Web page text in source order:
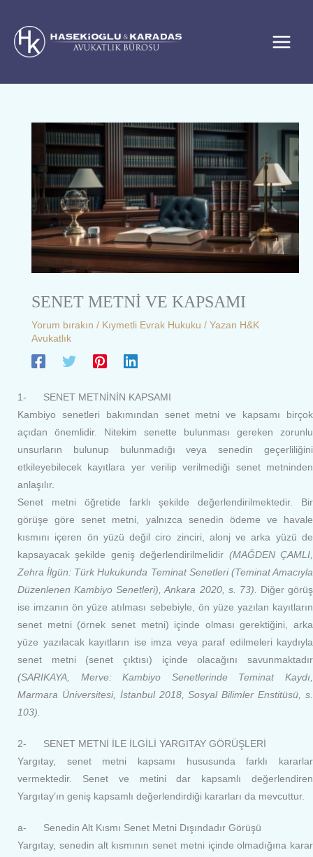
SENET METNİ VE KAPSAMI
Yorum bırakın / Kıymetli Evrak Hukuku / Yazan H&K
Avukatlık
1- SENET METNİNİN KAPSAMI
Kambiyo senetleri bakımından senet metni ve kapsamı birçok
açıdan önemlidir. Nitekim senette bulunması gereken zorunlu
unsurların bulunup bulunmadığı veya senedin geçerliliğini
etkileyebilecek kayıtlara yer verilip verilmediği senet metninden
anlaşılır.
Senet metni öğretide farklı şekilde değerlendirilmektedir. Bir
görüşe göre senet metni, yalnızca senedin ödeme ve havale
kısmını içeren ön yüzü değil ciro zinciri, alonj ve arka yüzü de
kapsayacak şekilde geniş değerlendirilmelidir (MAĞDEN ÇAMLI,
Zehra İlgün: Türk Hukukunda Teminat Senetleri (Teminat Amacıyla
Düzenlenen Kambiyo Senetleri), Ankara 2020, s. 73). Diğer görüş
ise imzanın ön yüze atılması sebebiyle, ön yüze yazılan kayıtların
senet metni (örnek senet metni) içinde olması gerektiğini, arka
yüze yazılacak kayıtların ise imza veya paraf edilmeleri kaydıyla
senet metni (senet çıktısı) içinde olacağını savunmaktadır
(SARIKAYA, Merve: Kambiyo Senetlerinde Teminat Kaydı,
Marmara Üniversitesi, İstanbul 2018, Sosyal Bilimler Enstitüsü, s.
103).
2- SENET METNİ İLE İLGİLİ YARGITAY GÖRÜŞLERİ
Yargıtay, senet metni kapsamı hususunda farklı kararlar
vermektedir. Senet ve metini dar kapsamlı değerlendiren
Yargıtay’ın geniş kapsamlı değerlendirdiği kararları da mevcuttur.
a- Senedin Alt Kısmı Senet Metni Dışındadır Görüşü
Yargıtay, senedin alt kısmının senet metni içinde olmadığına karar